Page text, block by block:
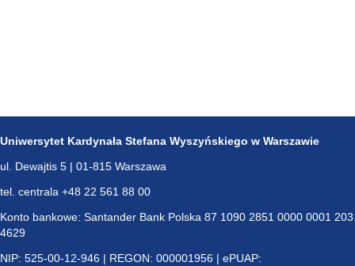
Uniwersytet Kardynała Stefana Wyszyńskiego w Warszawie
ul. Dewajtis 5 | 01-815 Warszawa
tel. centrala +48 22 561 88 00
Konto bankowe: Santander Bank Polska 87 1090 2851 0000 0001
4629
NIP: 525-00-12-946 | REGON: 000001956 | ePUAP: